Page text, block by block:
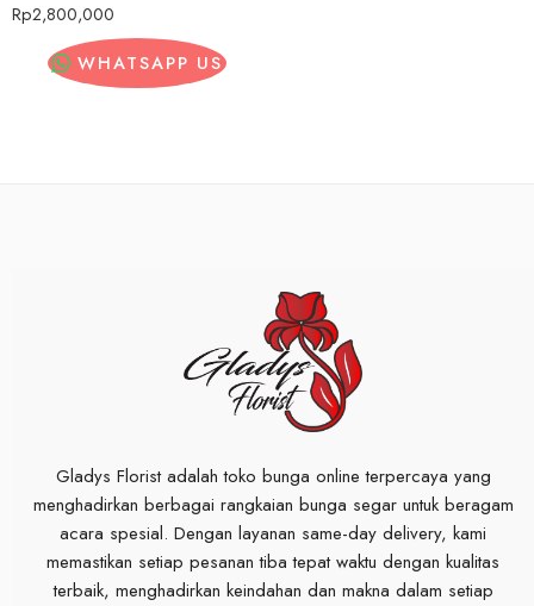
Rp2,800,000
WHATSAPP US
Gladys Florist adalah toko bunga online terpercaya yang
menghadirkan berbagai rangkaian bunga segar untuk beragam
acara spesial. Dengan layanan same-day delivery, kami
memastikan setiap pesanan tiba tepat waktu dengan kualitas
terbaik, menghadirkan keindahan dan makna dalam setiap